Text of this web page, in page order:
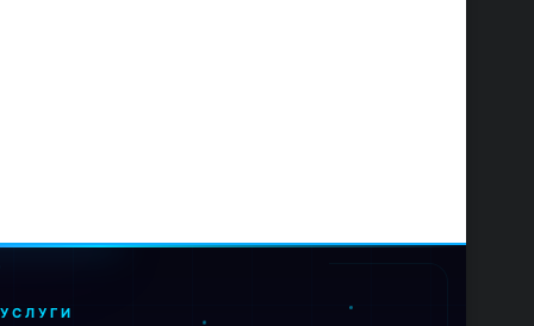
УСЛУГИ